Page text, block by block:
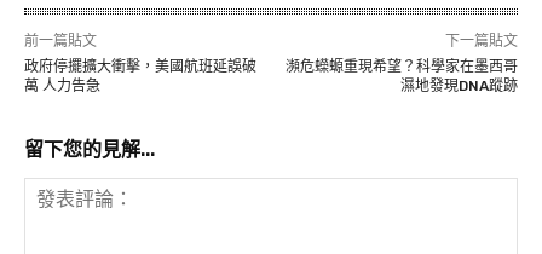
前一篇貼文
政府停擺擴大衝擊，美國航班延誤破
萬 人力告急
下一篇貼文
瀕危蠑螈重現希望？科學家在墨西哥
濕地發現DNA蹤跡
留下您的見解...